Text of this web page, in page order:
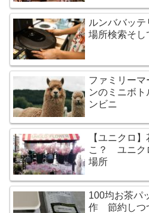
ルンババッ
場所検索そ
ファミリー
ンのミニボ
ンビニ
【ユニクロ
こ？ ユニク
場所
100均お茶パ
作 節約しつ